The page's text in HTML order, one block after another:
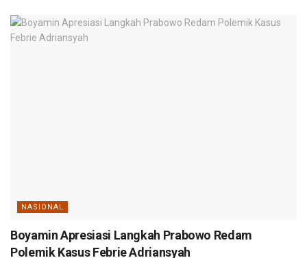
NASIONAL
Boyamin Apresiasi Langkah Prabowo Redam
Polemik Kasus Febrie Adriansyah